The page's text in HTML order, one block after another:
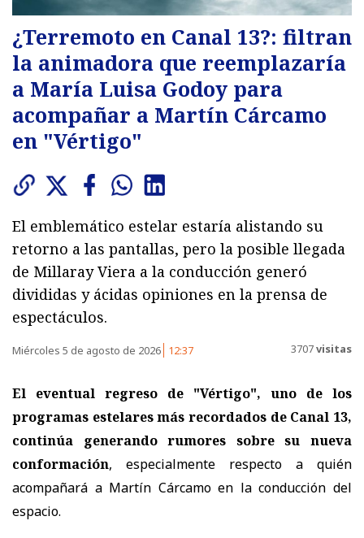
¿Terremoto en Canal 13?: filtran
la animadora que reemplazaría
a María Luisa Godoy para
acompañar a Martín Cárcamo
en "Vértigo"
El emblemático estelar estaría alistando su
retorno a las pantallas, pero la posible llegada
de Millaray Viera a la conducción generó
divididas y ácidas opiniones en la prensa de
espectáculos.
Miércoles 5 de agosto de 2026 12:37 3707visitas
El eventual regreso de "Vértigo", uno de los
programas estelares más recordados de Canal 13,
continúa generando rumores sobre su nueva
conformación, especialmente respecto a quién
acompañará a Martín Cárcamo en la conducción del
espacio.